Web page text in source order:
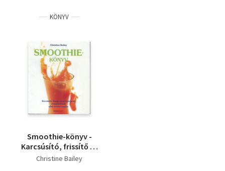
KÖNYV
Smoothie-könyv -
Karcsúsító, frissítő és
méregtelenítő
Christine Bailey